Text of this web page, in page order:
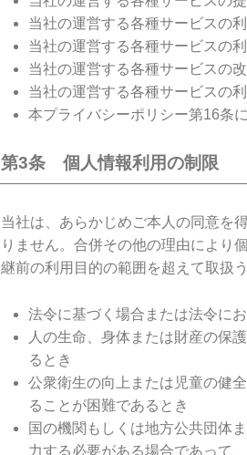
当社の運営する各種サービスの
当社の運営する各種サービスの
当社の運営する各種サービスの
当社の運営する各種サービスの
本プライバシーポリシー第16条
第3条 個人情報利用の制限
当社は、あらかじめご本人の同意を
りません。合併その他の理由により
継前の利用目的の範囲を超えて取扱
法令に基づく場合または法令に
人の生命、身体または財産の保
るとき
公衆衛生の向上または児童の健
ることが困難であるとき
国の機関もしくは地方公共団体
力する必要がある場合であって